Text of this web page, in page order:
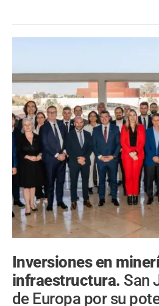
Inversiones en
infraestructura. San
de Europa por su